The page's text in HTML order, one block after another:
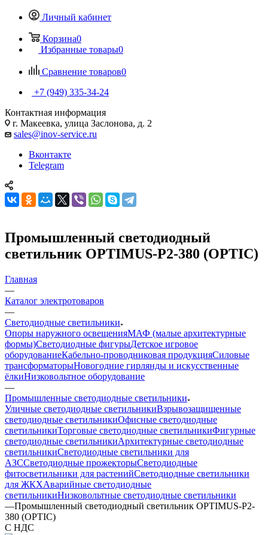
Личный кабинет
Корзина0
Избранные товары0
Сравнение товаров0
+7 (949) 335-34-24
Контактная информация
г. Макеевка, улица Заслонова, д. 2
sales@inov-service.ru
Вконтакте
Telegram
Промышленный светодиодный
светильник OPTIMUS-P2-380 (OPTIC)
Главная
—
Каталог электротоваров
—
Светодиодные светильники
Опоры наружного освещенияМАФ (малые архитектурные
формы)Светодиодные фигурыДетское игровое
оборудованиеКабельно-проводниковая продукцияСиловые
трансформаторыНовогодние гирлянды и искусственные
ёлкиНизковольтное оборудование
—
Промышленные светодиодные светильники
Уличные светодиодные светильникиВзрывозащищенные
светодиодные светильникиОфисные светодиодные
светильникиТорговые светодиодные светильникиФигурные
светодиодные светильникиАрхитектурные светодиодные
светильникиСветодиодные светильники для
АЗССветодиодные прожекторыСветодиодные
фитосветильники для растенийСветодиодные светильники
для ЖКХАварийные светодиодные
светильникиНизковольтные светодиодные светильники
—Промышленный светодиодный светильник OPTIMUS-P2-
380 (OPTIC)
С НДС